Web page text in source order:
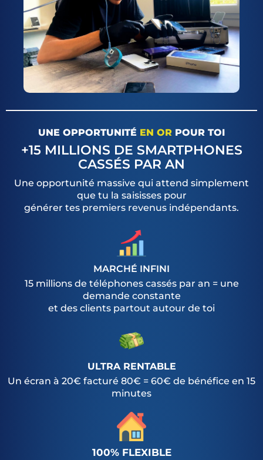
UNE OPPORTUNITÉ EN OR POUR TOI
+15 MILLIONS DE SMARTPHONES
CASSÉS PAR AN
Une opportunité massive qui attend simplement
que tu la saisisses pour
générer tes premiers revenus indépendants.
MARCHÉ INFINI
15 millions de téléphones cassés par an = une
demande constante
et des clients partout autour de toi
ULTRA RENTABLE
Un écran à 20€ facturé 80€ = 60€ de bénéfice en 15
minutes
100% FLEXIBLE